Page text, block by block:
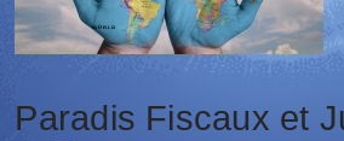
Paradis Fiscaux et